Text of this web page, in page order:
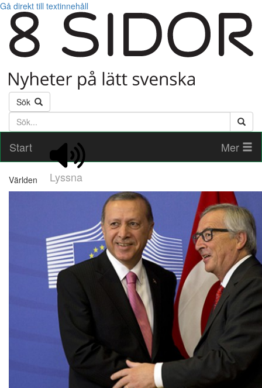
Gå direkt till textinnehåll
Sök
Söktext
Start
Lyssna
Mer
Världen